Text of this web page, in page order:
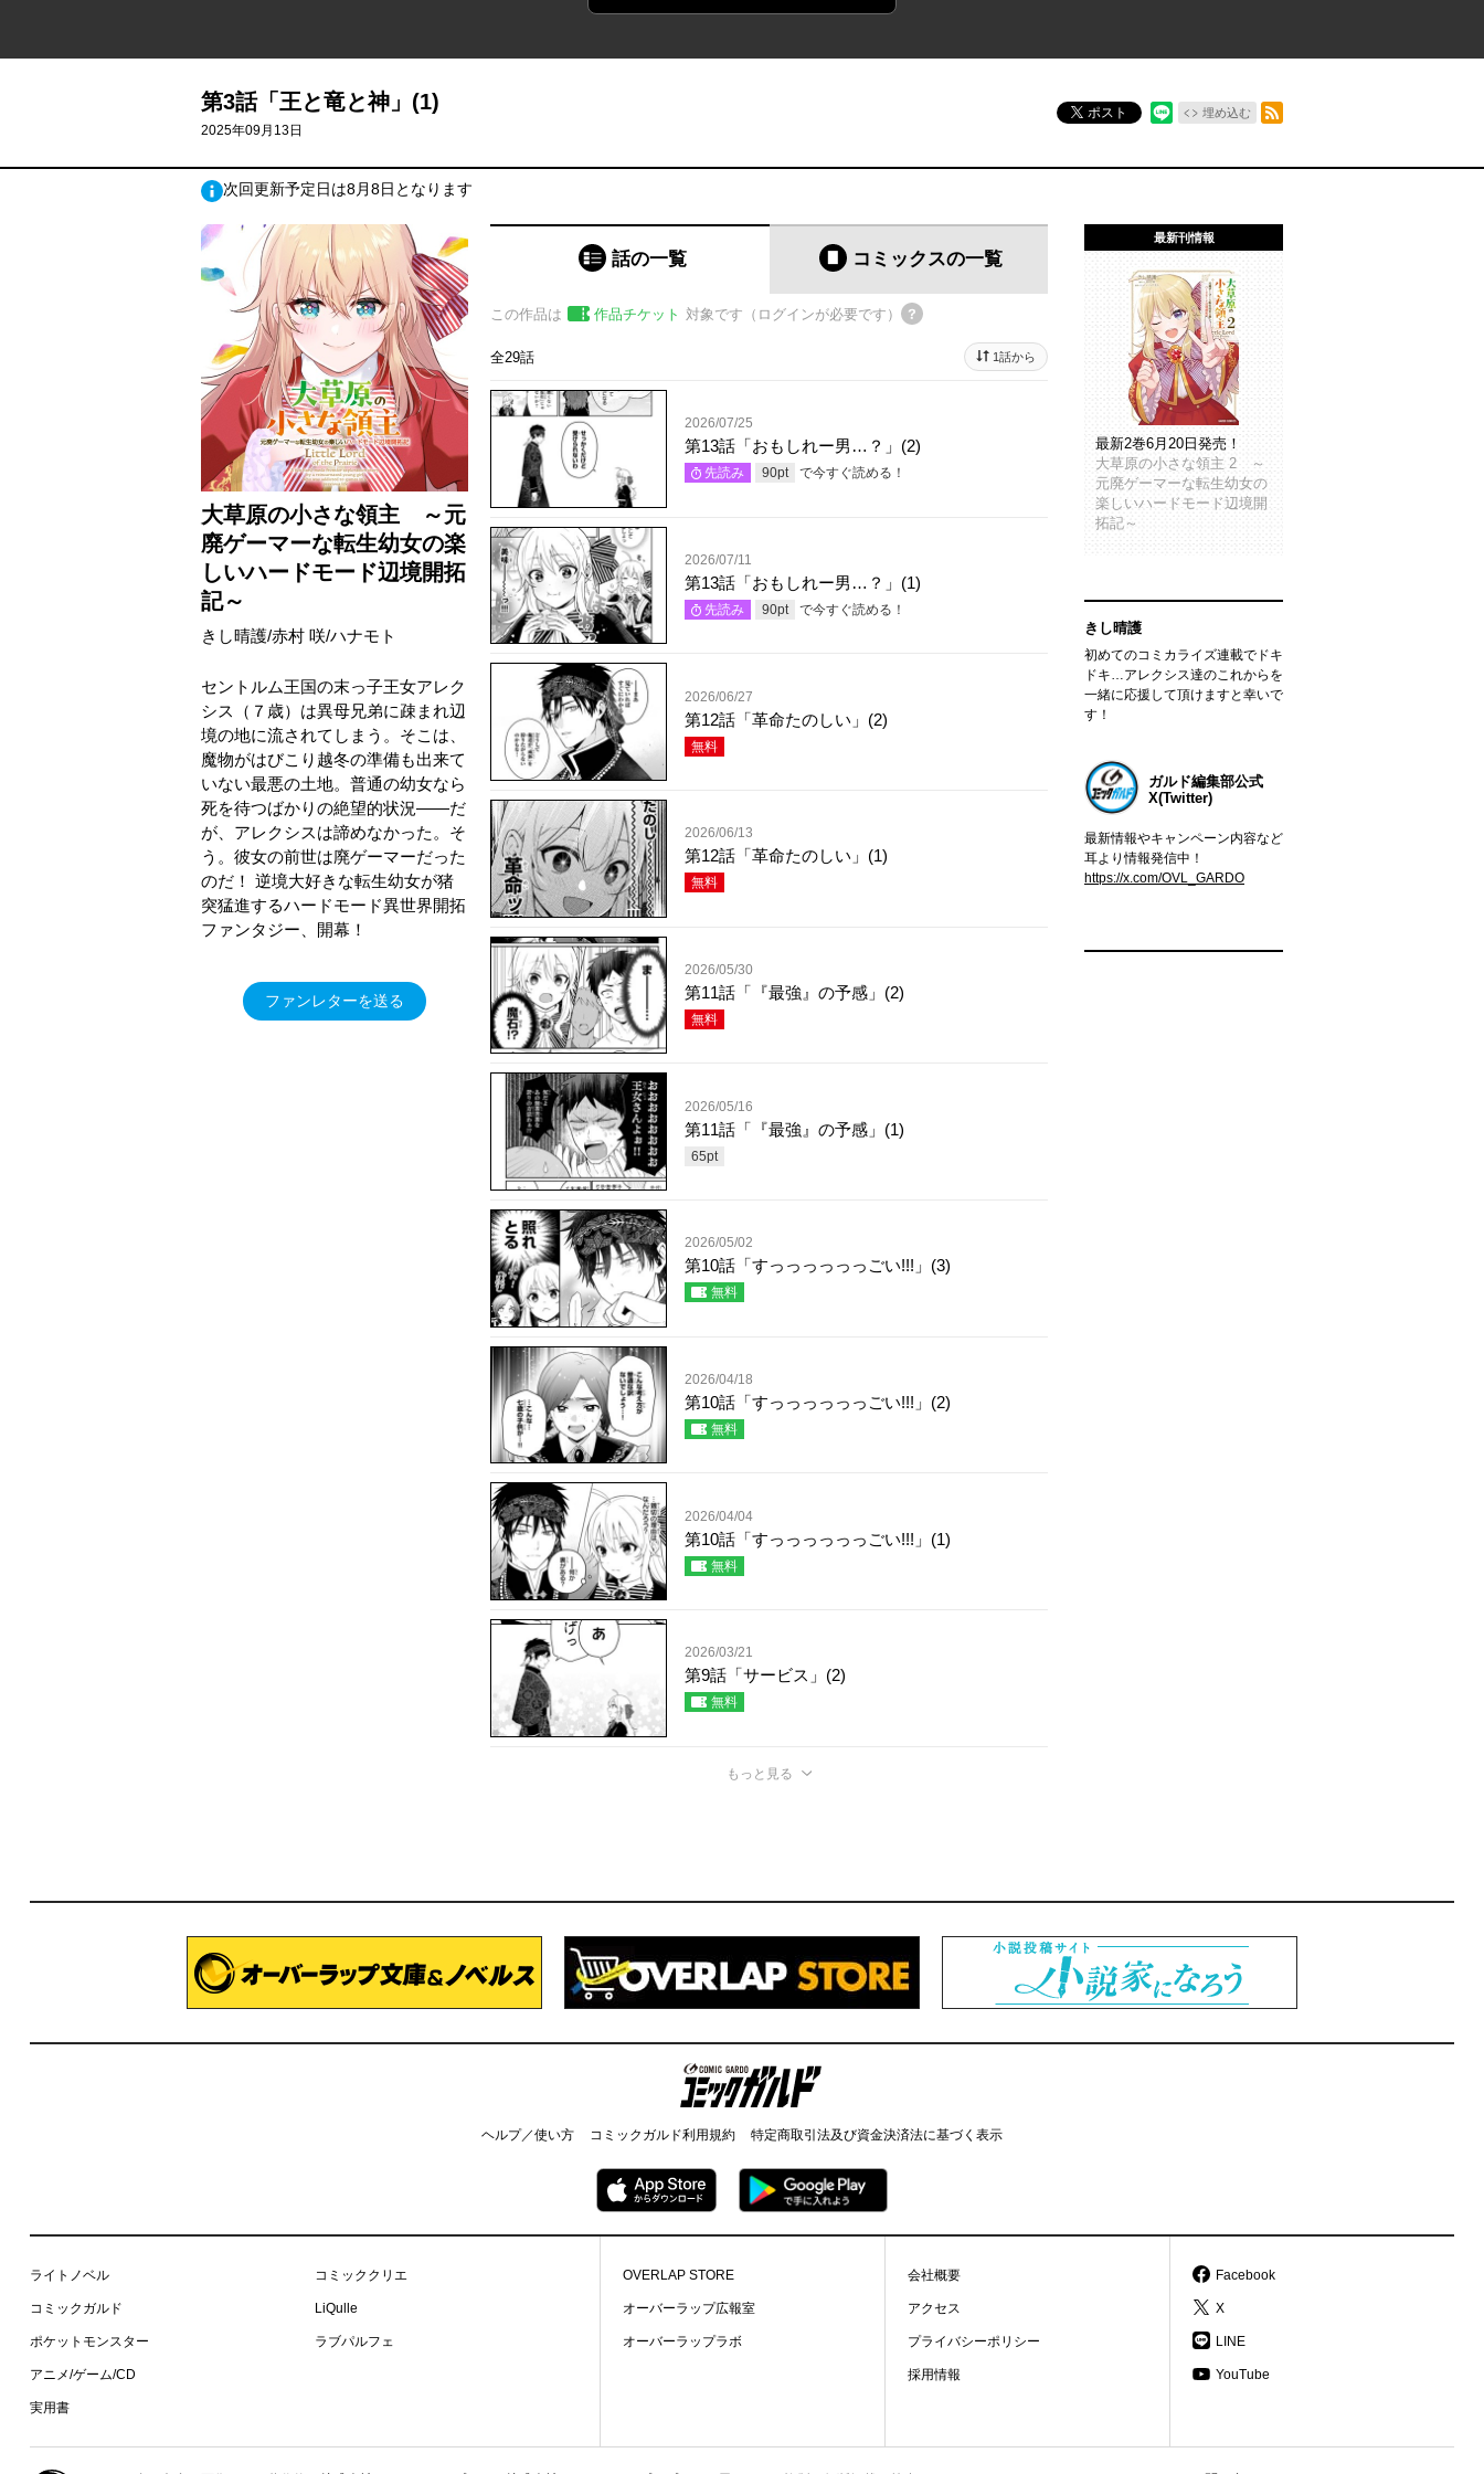
第3話「王と竜と神」(1)
2025年09月13日
ポスト 埋め込む
次回更新予定日は8月8日となります
大草原の小さな領主 ～元
廃ゲーマーな転生幼女の楽
しいハードモード辺境開拓
記～
きし晴護/赤村 咲/ハナモト
セントルム王国の末っ子王女アレク
シス（７歳）は異母兄弟に疎まれ辺
境の地に流されてしまう。そこは、
魔物がはびこり越冬の準備も出来て
いない最悪の土地。普通の幼女なら
死を待つばかりの絶望的状況――だ
が、アレクシスは諦めなかった。そ
う。彼女の前世は廃ゲーマーだった
のだ！ 逆境大好きな転生幼女が猪
突猛進するハードモード異世界開拓
ファンタジー、開幕！
ファンレターを送る
話の一覧 コミックスの一覧
この作品は 作品チケット 対象です（ログインが必要です）
全29話 1話から
2026/07/25
第13話「おもしれー男…？」(2)
先読み 90pt で今すぐ読める！
2026/07/11
第13話「おもしれー男…？」(1)
先読み 90pt で今すぐ読める！
2026/06/27
第12話「革命たのしい」(2)
無料
2026/06/13
第12話「革命たのしい」(1)
無料
2026/05/30
第11話「『最強』の予感」(2)
無料
2026/05/16
第11話「『最強』の予感」(1)
65pt
2026/05/02
第10話「すっっっっっっごい!!!」(3)
無料
2026/04/18
第10話「すっっっっっっごい!!!」(2)
無料
2026/04/04
第10話「すっっっっっっごい!!!」(1)
無料
2026/03/21
第9話「サービス」(2)
無料
もっと見る
最新刊情報
最新2巻6月20日発売！
大草原の小さな領主 2 ～
元廃ゲーマーな転生幼女の
楽しいハードモード辺境開
拓記～
きし晴護
初めてのコミカライズ連載でドキ
ドキ…アレクシス達のこれからを
一緒に応援して頂けますと幸いで
す！
ガルド編集部公式
X(Twitter)
最新情報やキャンペーン内容など
耳より情報発信中！
https://x.com/OVL_GARDO
コミックガルド
ヘルプ／使い方 コミックガルド利用規約 特定商取引法及び資金決済法に基づく表示
ライトノベル
コミックガルド
ポケットモンスター
アニメ/ゲーム/CD
実用書
コミッククリエ
LiQulle
ラブパルフェ
OVERLAP STORE
オーバーラップ広報室
オーバーラップラボ
会社概要
アクセス
プライバシーポリシー
採用情報
Facebook
X
LINE
YouTube